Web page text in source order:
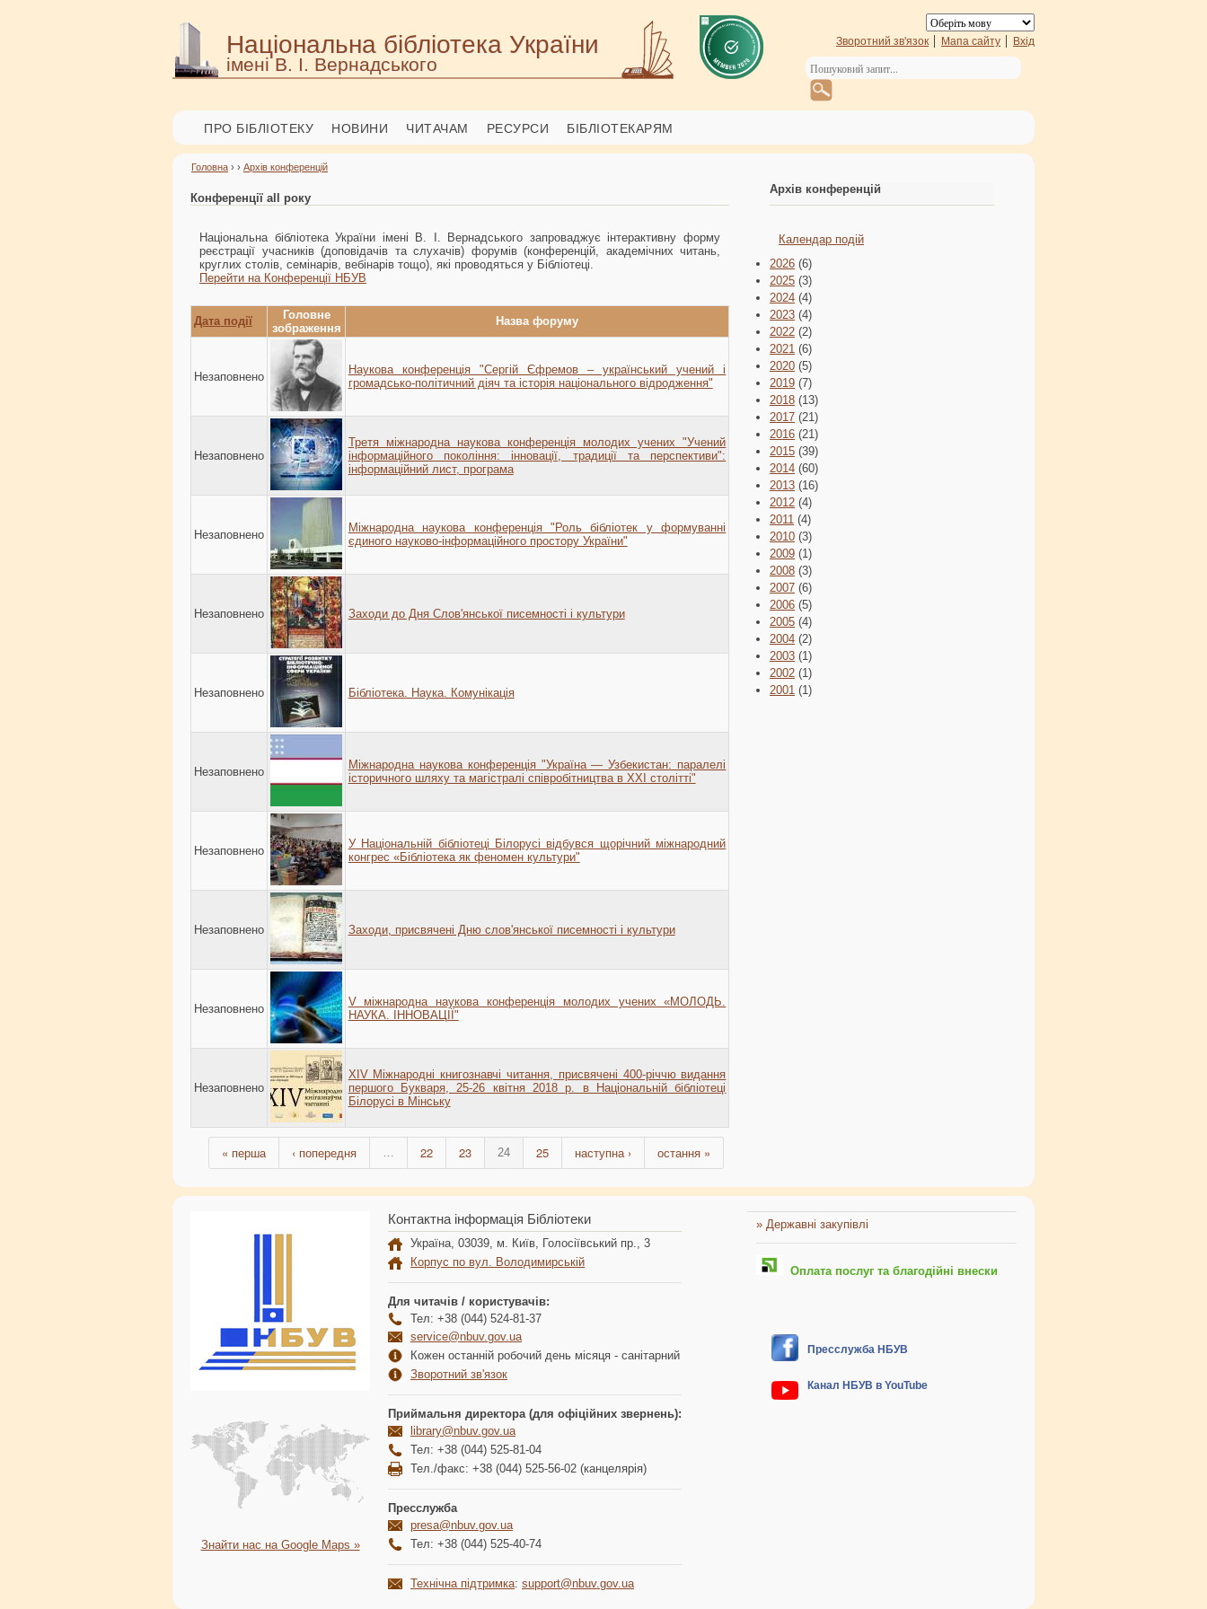
Національна бібліотека України
імені В. І. Вернадського
Зворотний зв'язок Мапа сайту Вхід
ПРО БІБЛІОТЕКУ НОВИНИ ЧИТАЧАМ РЕСУРСИ БІБЛІОТЕКАРЯМ
Головна › › Архів конференцій
Конференції all року
Національна бібліотека України імені В. І. Вернадського запроваджує інтерактивну форму
реєстрації учасників (доповідачів та слухачів) форумів (конференцій, академічних читань,
круглих столів, семінарів, вебінарів тощо), які проводяться у Бібліотеці.
Перейти на Конференції НБУВ
Дата події
Головне
зображення
Назва форуму
Незаповнено
Наукова конференція "Сергій Єфремов – український учений і
громадсько-політичний діяч та історія національного відродження"
Незаповнено
Третя міжнародна наукова конференція молодих учених "Учений
інформаційного покоління: інновації, традиції та перспективи":
інформаційний лист, програма
Незаповнено
Міжнародна наукова конференція "Роль бібліотек у формуванні
єдиного науково-інформаційного простору України"
Незаповнено Заходи до Дня Слов'янської писемності і культури
Незаповнено Бібліотека. Наука. Комунікація
Незаповнено
Міжнародна наукова конференція "Україна — Узбекистан: паралелі
історичного шляху та магістралі співробітництва в XXI столітті"
Незаповнено
У Національній бібліотеці Білорусі відбувся щорічний міжнародний
конгрес «Бібліотека як феномен культури"
Незаповнено Заходи, присвячені Дню слов'янської писемності і культури
Незаповнено
V міжнародна наукова конференція молодих учених «МОЛОДЬ.
НАУКА. ІННОВАЦІЇ"
Незаповнено
ХІV Міжнародні книгознавчі читання, присвячені 400-річчю видання
першого Букваря, 25-26 квітня 2018 р. в Національній бібліотеці
Білорусі в Мінську
« перша ‹ попередня 22 23 24 25 наступна › остання »
Архів конференцій
Календар подій
2026 (6)
2025 (3)
2024 (4)
2023 (4)
2022 (2)
2021 (6)
2020 (5)
2019 (7)
2018 (13)
2017 (21)
2016 (21)
2015 (39)
2014 (60)
2013 (16)
2012 (4)
2011 (4)
2010 (3)
2009 (1)
2008 (3)
2007 (6)
2006 (5)
2005 (4)
2004 (2)
2003 (1)
2002 (1)
2001 (1)
Знайти нас на Google Maps »
Контактна інформація Бібліотеки
Україна, 03039, м. Київ, Голосіївський пр., 3
Корпус по вул. Володимирській
Для читачів / користувачів:
Тел: +38 (044) 524-81-37
service@nbuv.gov.ua
Кожен останній робочий день місяця - санітарний
Зворотний зв'язок
Приймальня директора (для офіційних звернень):
library@nbuv.gov.ua
Тел: +38 (044) 525-81-04
Тел./факс: +38 (044) 525-56-02 (канцелярія)
Пресслужба
presa@nbuv.gov.ua
Тел: +38 (044) 525-40-74
Технічна підтримка: support@nbuv.gov.ua
» Державні закупівлі
Оплата послуг та благодійні внески
Пресслужба НБУВ
Канал НБУВ в YouTube